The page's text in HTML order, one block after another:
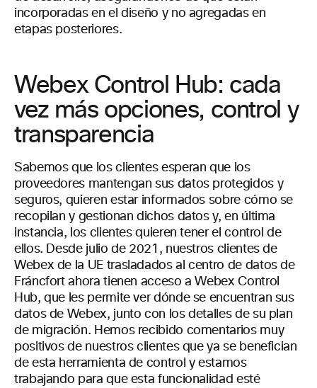
incorporadas en el diseño y no agregadas en
etapas posteriores.
Webex Control Hub: cada
vez más opciones, control y
transparencia
Sabemos que los clientes esperan que los
proveedores mantengan sus datos protegidos y
seguros, quieren estar informados sobre cómo se
recopilan y gestionan dichos datos y, en última
instancia, los clientes quieren tener el control de
ellos. Desde julio de 2021, nuestros clientes de
Webex de la UE trasladados al centro de datos de
Fráncfort ahora tienen acceso a Webex Control
Hub, que les permite ver dónde se encuentran sus
datos de Webex, junto con los detalles de su plan
de migración. Hemos recibido comentarios muy
positivos de nuestros clientes que ya se benefician
de esta herramienta de control y estamos
trabajando para que esta funcionalidad esté